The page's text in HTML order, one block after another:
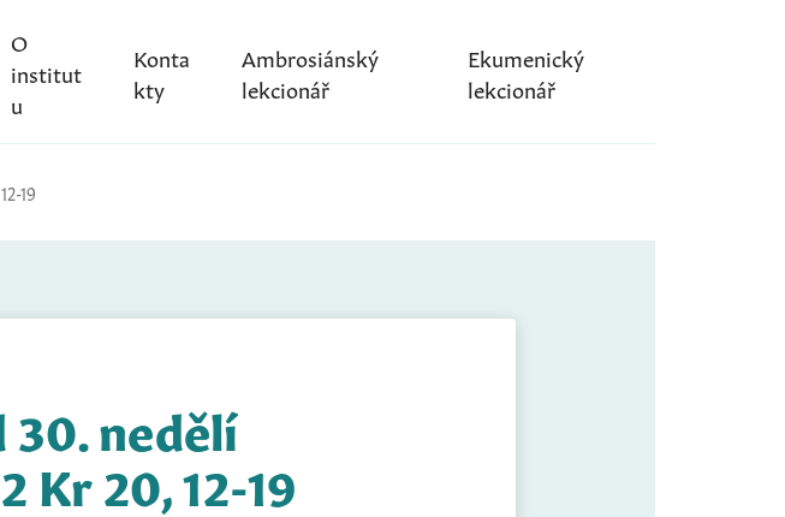
O
institut
u
Konta
kty
Ambrosiánský
lekcionář
Ekumenický
lekcionář
19
nedělí
Kr 20, 12-19